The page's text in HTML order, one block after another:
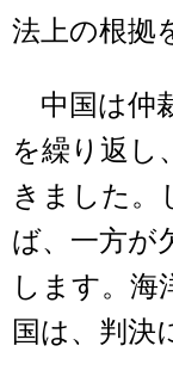
法上の根拠
中国は仲
を繰り返し
きました。
ば、一方が
します。海
国は、判決